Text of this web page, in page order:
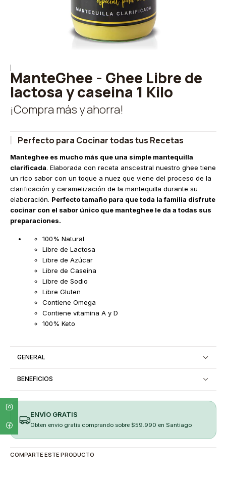
ManteGhee - Ghee Libre de
lactosa y caseina 1 Kilo
¡Compra más y ahorra!
Perfecto para Cocinar todas tus Recetas
Manteghee es mucho más que una simple mantequilla
clarificada. Elaborada con receta anscestral nuestro ghee tiene
un rico sabor con un toque a nuez que viene del proceso de la
clarificación y caramelización de la mantequilla durante su
elaboración. Perfecto tamaño para que toda la familia disfrute
cocinar con el sabor único que manteghee le da a todas sus
preparaciones.
100% Natural
Libre de Lactosa
Libre de Azúcar
Libre de Caseína
Libre de Sodio
Libre Gluten
Contiene Omega
Contiene vitamina A y D
100% Keto
GENERAL
BENEFICIOS
ENVÍO GRATIS
Obten envio gratis comprando sobre $59.990 en Santiago
COMPARTE ESTE PRODUCTO